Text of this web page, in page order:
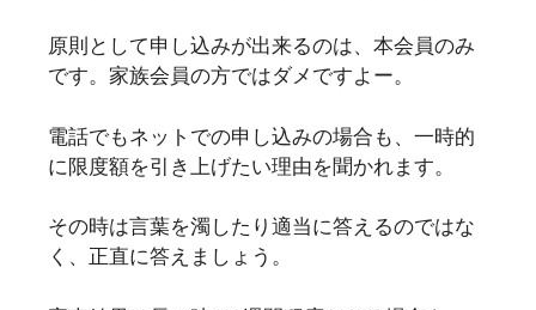
原則として申し込みが出来るのは、本会員のみ
です。家族会員の方ではダメですよー。
電話でもネットでの申し込みの場合も、一時的
に限度額を引き上げたい理由を聞かれます。
その時は言葉を濁したり適当に答えるのではな
く、正直に答えましょう。